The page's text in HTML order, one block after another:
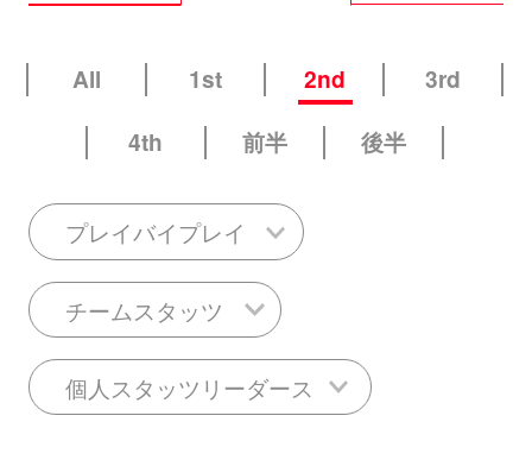
All 1st 2nd
3rd
4th
前半 後半
プレイバイプレイ
チームスタッツ
個人スタッツリーダース